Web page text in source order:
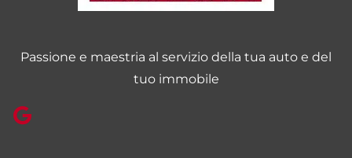
Passione e maestria al servizio della tua auto e del
tuo immobile